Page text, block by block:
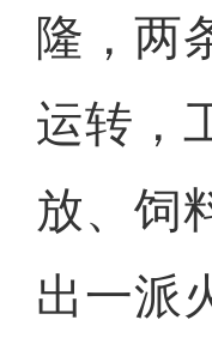
隆，两
运转，
放、饲
出一派